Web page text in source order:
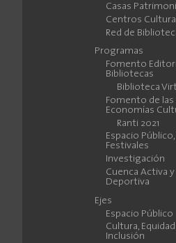
Casas
Centros
Red de
Programas
Fomento
Bibliotecas
Biblioteca
Fomento de
Economías
Ranti 2021
Espacio
Festivales
Investigación
Cuenca Activa y
Deportiva
Ejes
Espacio Público
Cultura,
Inclusión